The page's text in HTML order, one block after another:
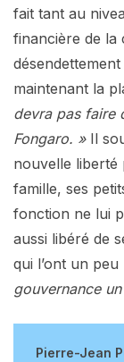
fait tant au
financière de la
maintenant la
devra pas faire
Fongaro. » Il
nouvelle
famille, ses
fonction ne lui
aussi libéré de
qui l’ont un peu
gouvernance
Pierre-Jean